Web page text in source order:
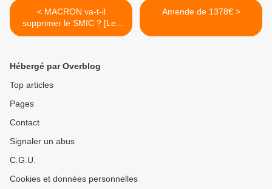
< MACRON va-t-il
supprimer le SMIC ? [Les
Chroniques de Jacques
Amende de 1378€ >
Hébergé par Overblog
Top articles
Pages
Contact
Signaler un abus
C.G.U.
Cookies et données personnelles